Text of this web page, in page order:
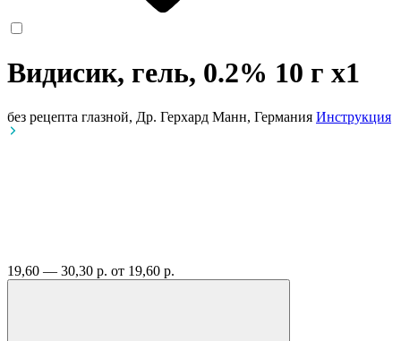
Видисик, гель, 0.2% 10 г x1
без рецепта глазной, Др. Герхард Манн, Германия Инструкция
19,60 — 30,30 р. от 19,60 р.